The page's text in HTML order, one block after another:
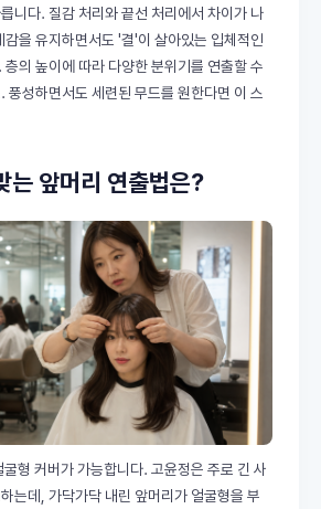
니다. 질감 처리와 끝선 처리에서 차이가 나
을 유지하면서도 '결'이 살아있는 입체적인
의 높이에 따라 다양한 분위기를 연출할 수
풍성하면서도 세련된 무드를 원한다면 이 스
는 앞머리 연출법은?
형 커버가 가능합니다. 고윤정은 주로 긴 사
는데, 가닥가닥 내린 앞머리가 얼굴형을 부